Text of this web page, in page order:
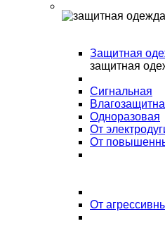
Защитная
защитная
Сигнальная
Одноразовая
От
От
От